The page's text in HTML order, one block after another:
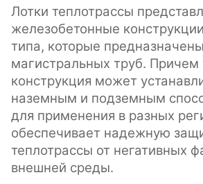
Лотки теплотрассы
железобетонные
типа, которые
магистральных труб. Причем
конструкция может
наземным и подземным
для применения в разных
обеспечивает надежную
теплотрассы от негативных
внешней среды.